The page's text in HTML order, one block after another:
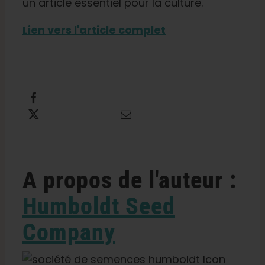
Lien vers l'article complet
A propos de l'auteur :
Humboldt Seed
Company